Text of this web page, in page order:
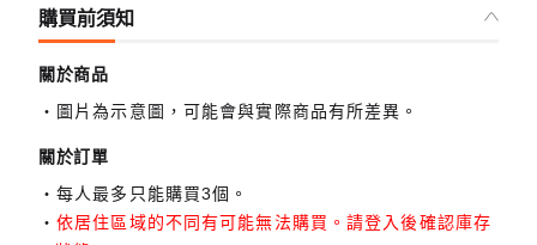
購買前須知
關於商品
圖片為示意圖，可能會與實際商品有所差異。
關於訂單
每人最多只能購買3個。
依居住區域的不同有可能無法購買。請登入後確認庫存